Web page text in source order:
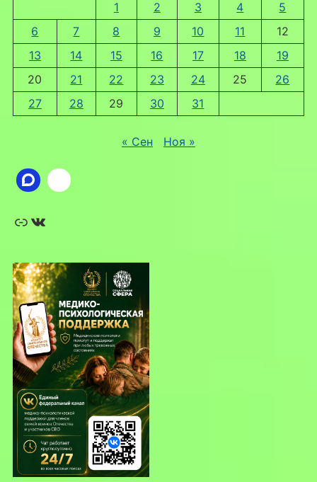
1 2 3 4
5
6
7 8 9 10 11
12
13
14 15 16 17 18
19
20
21 22 23 24 25
26
27
28 29 30 31
« Сен Ноя »
Ссылка